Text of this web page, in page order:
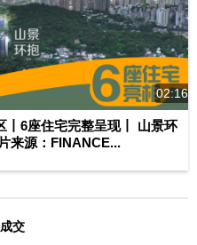
02:16
丨6座住宅完整呈现丨 山景环
来源：FINANCE...
交